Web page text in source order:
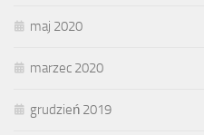
maj 2020
marzec 2020
grudzień 2019